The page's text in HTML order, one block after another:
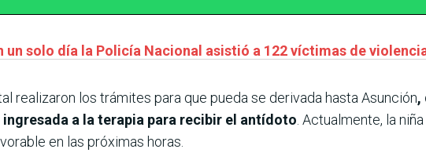
un solo día la Policía Nacional asistió a 122 víctimas de
realizaron los trámites para que pueda se derivada hasta Asunción,
a la terapia para recibir el antídoto. Actualmente, la
en las próximas horas.